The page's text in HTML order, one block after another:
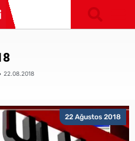
22.08.2018
22 Ağustos 2018